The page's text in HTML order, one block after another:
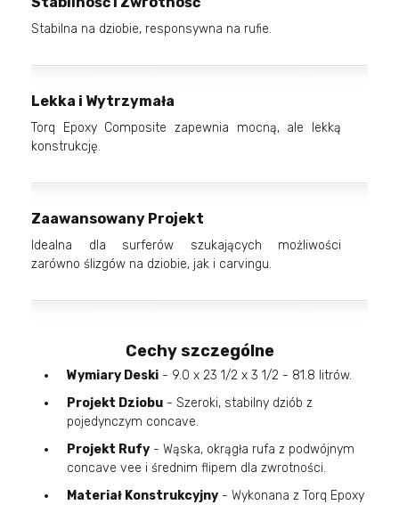
Stabilna na dziobie, responsywna na rufie.
Lekka i Wytrzymała
Torq Epoxy Composite zapewnia mocną, ale lekką
konstrukcję.
Zaawansowany Projekt
Idealna dla surferów szukających możliwości
zarówno ślizgów na dziobie, jak i carvingu.
Cechy szczególne
Wymiary Deski - 9.0 x 23 1/2 x 3 1/2 - 81.8 litrów.
Projekt Dziobu - Szeroki, stabilny dziób z
pojedynczym concave.
Projekt Rufy - Wąska, okrągła rufa z podwójnym
concave vee i średnim flipem dla zwrotności.
Materiał Konstrukcyjny - Wykonana z Torq Epoxy